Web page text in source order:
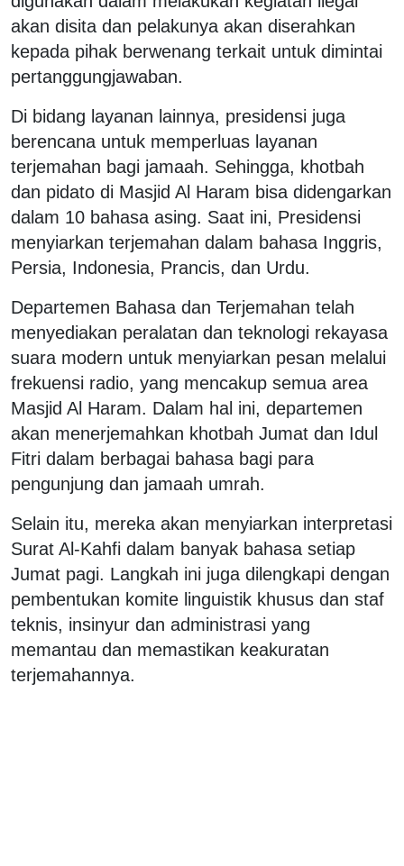
akan disita dan pelakunya akan diserahkan
kepada pihak berwenang terkait untuk dimintai
pertanggungjawaban.
Di bidang layanan lainnya, presidensi juga
berencana untuk memperluas layanan
terjemahan bagi jamaah. Sehingga, khotbah
dan pidato di Masjid Al Haram bisa didengarkan
dalam 10 bahasa asing. Saat ini, Presidensi
menyiarkan terjemahan dalam bahasa Inggris,
Persia, Indonesia, Prancis, dan Urdu.
Departemen Bahasa dan Terjemahan telah
menyediakan peralatan dan teknologi rekayasa
suara modern untuk menyiarkan pesan melalui
frekuensi radio, yang mencakup semua area
Masjid Al Haram. Dalam hal ini, departemen
akan menerjemahkan khotbah Jumat dan Idul
Fitri dalam berbagai bahasa bagi para
pengunjung dan jamaah umrah.
Selain itu, mereka akan menyiarkan interpretasi
Surat Al-Kahfi dalam banyak bahasa setiap
Jumat pagi. Langkah ini juga dilengkapi dengan
pembentukan komite linguistik khusus dan staf
teknis, insinyur dan administrasi yang
memantau dan memastikan keakuratan
terjemahannya.